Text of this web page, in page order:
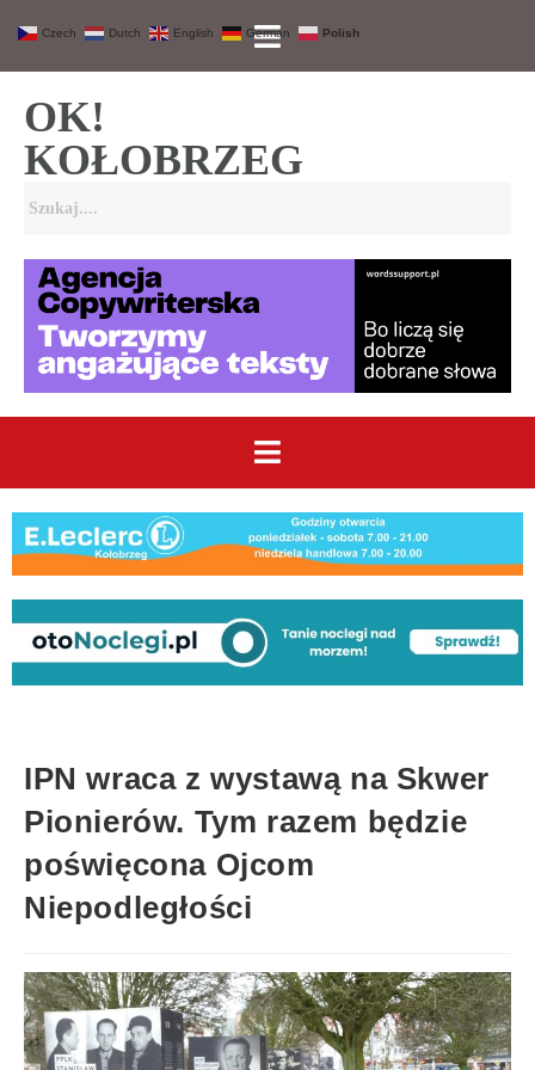
OK!
KOŁOBRZEG
IPN wraca z wystawą na Skwer
Pionierów. Tym razem będzie
poświęcona Ojcom
Niepodległości
Czech Dutch English German Polish